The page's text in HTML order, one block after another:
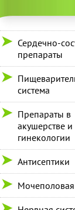
Сердечно-
препараты
система
Препараты в
акушерстве и
гинекологии
Антисептики
Мочеполовая